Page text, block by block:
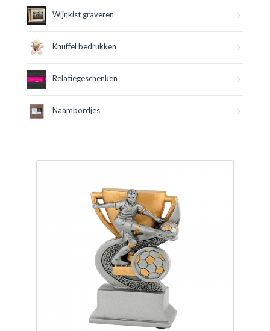
Wijnkist graveren
Knuffel bedrukken
Relatiegeschenken
Naambordjes